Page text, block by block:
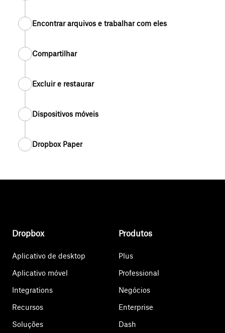
Encontrar arquivos e trabalhar com eles
Compartilhar
Excluir e restaurar
Dispositivos móveis
Dropbox Paper
Dropbox
Aplicativo de desktop
Aplicativo móvel
Integrations
Recursos
Soluções
Produtos
Plus
Professional
Negócios
Enterprise
Dash